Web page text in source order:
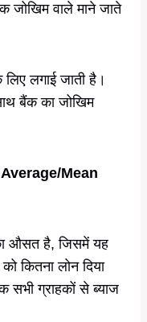
जोखिम वाले माने जाते
लगाई जाती है।
बैंक का जोखिम
Average/Mean
औसत है, जिसमें यह
कितना लोन दिया
ग्राहकों से ब्याज